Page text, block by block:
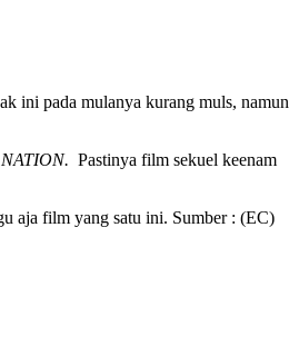
ini pada mulanya kurang muls, namun
Pastinya film sekuel keenam
aja film yang satu ini. Sumber : (EC)